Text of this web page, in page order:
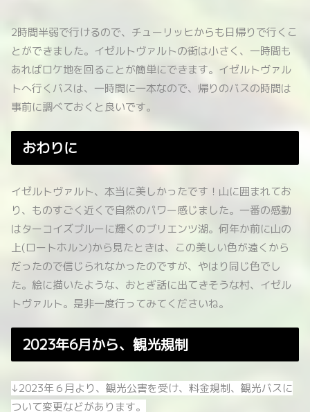
2時間半弱で行けるので、チューリッヒからも日帰りで行くこ
とができました。イゼルトヴァルトの街は小さく、一時間も
あればロケ地を回ることが簡単にできます。イゼルトヴァル
トへ行くバスは、一時間に一本なので、帰りのバスの時間は
事前に調べておくと良いです。
おわりに
イゼルトヴァルト、本当に美しかったです！山に囲まれてお
り、ものすごく近くで自然のパワー感じました。一番の感動
はターコイズブルーに輝くのブリエンツ湖。何年か前に山の
上(ロートホルン)から見たときは、この美しい色が遠くから
だったので信じられなかったのですが、やはり同じ色でし
た。絵に描いたような、おとぎ話に出てきそうな村、イゼル
トヴァルト。是非一度行ってみてくださいね。
2023年6月から、観光規制
↓‎2023年６月より、観光公害を受け、料金規制、観光バスに
ついて変更などがあります。